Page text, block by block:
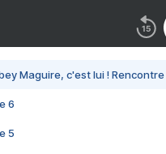
Maguire, c'est lui !
6
5